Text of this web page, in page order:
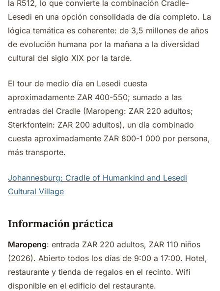
la R512, lo que convierte la combinación Cradle-
Lesedi en una opción consolidada de día completo. La
lógica temática es coherente: de 3,5 millones de años
de evolución humana por la mañana a la diversidad
cultural del siglo XIX por la tarde.
El tour de medio día en Lesedi cuesta
aproximadamente ZAR 400-550; sumado a las
entradas del Cradle (Maropeng: ZAR 220 adultos;
Sterkfontein: ZAR 200 adultos), un día combinado
cuesta aproximadamente ZAR 800-1 000 por persona,
más transporte.
Johannesburg: Cradle of Humankind and Lesedi
Cultural Village
Información práctica
Maropeng: entrada ZAR 220 adultos, ZAR 110 niños
(2026). Abierto todos los días de 9:00 a 17:00. Hotel,
restaurante y tienda de regalos en el recinto. Wifi
disponible en el edificio del restaurante.